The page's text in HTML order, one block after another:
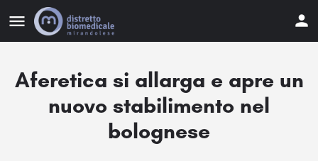
Aferetica si allarga e apre un
nuovo stabilimento nel
bolognese